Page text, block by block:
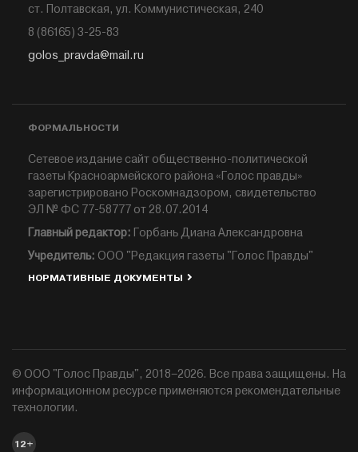
ст. Полтавская, ул. Коммунистическая, 240
8 (86165) 3-25-83
golos_pravda@mail.ru
ФОРМАЛЬНОСТИ
Сетевое издание сайт общественно-политической
газеты Красноармейского района «Голос правды»
зарегистрировано Роскомнадзором, свидетельство
ЭЛ № ФС 77-58777 от 28.07.2014
Главный редактор: Горбань Диана Александровна
Учредитель: ООО "Редакция газеты "Голос Правды"
НОРМАТИВНЫЕ ДОКУМЕНТЫ
© ООО "Голос Правды", 2018–2026. Все права защищены. На
информационном ресурсе применяются рекомендательные
технологии.
12+